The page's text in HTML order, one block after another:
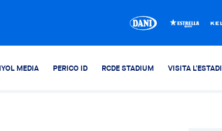
MEDIA PERICO ID RCDE STADIUM VISITA L'ESTADI